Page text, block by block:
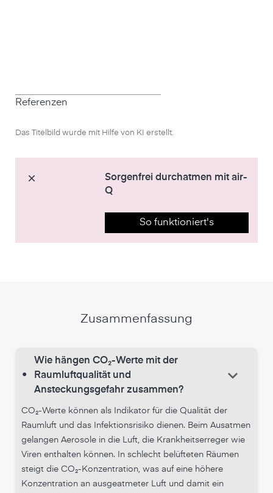
Referenzen
Das Titelbild wurde mit Hilfe von KI erstellt.
Sorgenfrei durchatmen mit air-
Q
So funktioniert's
Zusammenfassung
•
Wie hängen CO₂-Werte mit der
Raumluftqualität und
Ansteckungsgefahr zusammen?
keyboard_arrow_down
CO₂-Werte können als Indikator für die Qualität der
Raumluft und das Infektionsrisiko dienen. Beim Ausatmen
gelangen Aerosole in die Luft, die Krankheitserreger wie
Viren enthalten können. In schlecht belüfteten Räumen
steigt die CO₂-Konzentration, was auf eine höhere
Konzentration an ausgeatmeter Luft und damit ein